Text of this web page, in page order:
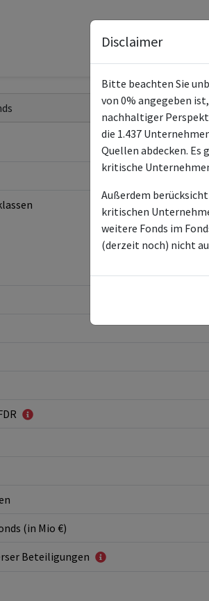
Fonds
(in Mio €)
Beteiligungen
Disclaimer
Bitte beachten Sie
von 0% angegeben
nachhaltiger
die 1.437
Quellen abdecken.
kritische
Außerdem
kritischen
weitere Fonds im
(derzeit noch) nicht